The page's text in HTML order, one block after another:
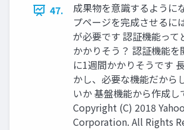
47.
成果物を意識するように
プページを完成させるに
が必要です 認証機能って
かかりそう？ 認証機能を
に1週間かかりそうです
かし、必要な機能だから
いか 基盤機能から作成し
Copyright (C) 2018
Corporation. All Rights